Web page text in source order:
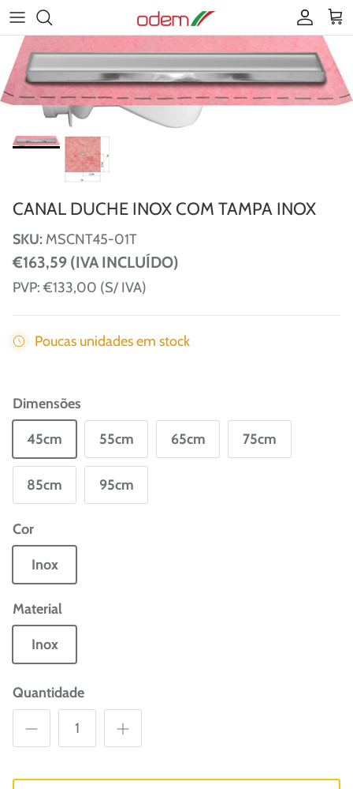
Ir para o conteúdo
Conta
CANAL DUCHE INOX COM TAMPA INOX
SKU: MSCNT45-01T
€163,59 (IVA INCLUÍDO)
PVP: €133,00 (S/ IVA)
Poucas unidades em stock
Dimensões
45cm 55cm 65cm 75cm
85cm 95cm
Cor
Inox
Material
Inox
Quantidade